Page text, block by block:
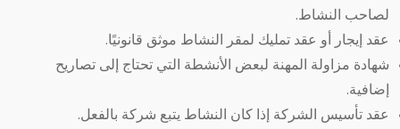
لصاحب النشاط.
عقد إيجار أو عقد تمليك لمقر النشاط موثق قانونيًا.
شهادة مزاولة المهنة لبعض الأنشطة التي تحتاج إلى تصاريح
إضافية.
عقد تأسيس الشركة إذا كان النشاط يتبع شركة بالفعل.